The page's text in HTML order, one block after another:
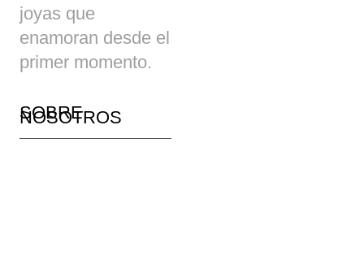
joyas que
enamoran desde el
primer momento.
SOBRE
NOSOTROS